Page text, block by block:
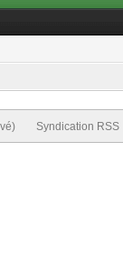
Syndication RSS